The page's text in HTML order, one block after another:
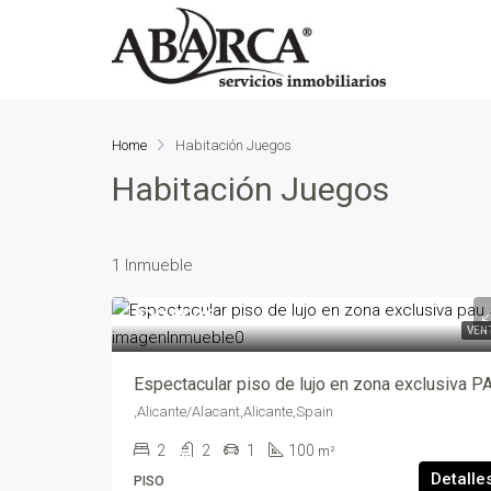
Home Habitación Juegos
Habitación Juegos
1 Inmueble
520,000€
,Alicante/Alacant,Alicante,Spain
2 2 1 100 m²
PISO